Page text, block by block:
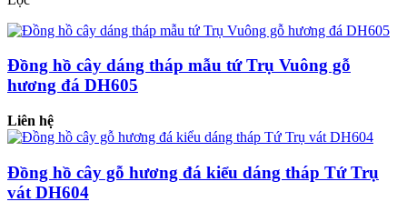
Đồng hồ cây dáng tháp mẫu tứ Trụ Vuông gỗ
hương đá DH605
Liên hệ
Đồng hồ cây gỗ hương đá kiểu dáng tháp Tứ Trụ
vát DH604